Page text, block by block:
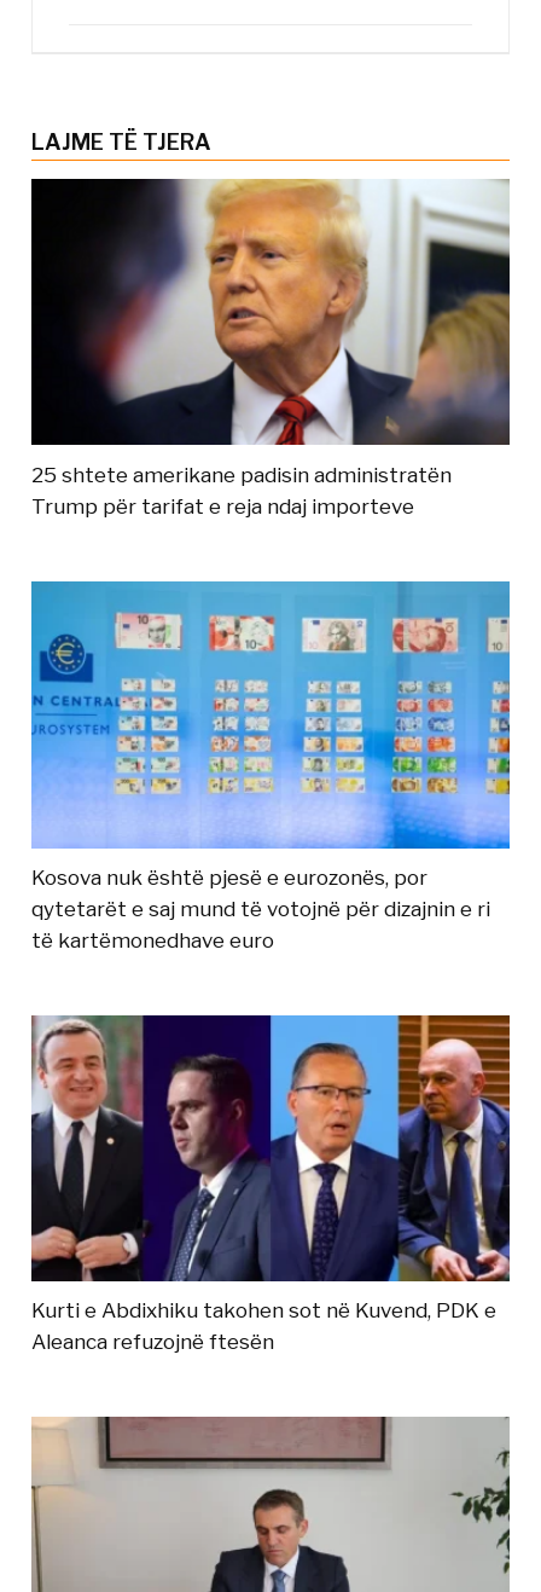
LAJME TË TJERA
25 shtete amerikane padisin administratën
Trump për tarifat e reja ndaj importeve
Kosova nuk është pjesë e eurozonës, por
qytetarët e saj mund të votojnë për dizajnin e ri
të kartëmonedhave euro
Kurti e Abdixhiku takohen sot në Kuvend, PDK e
Aleanca refuzojnë ftesën